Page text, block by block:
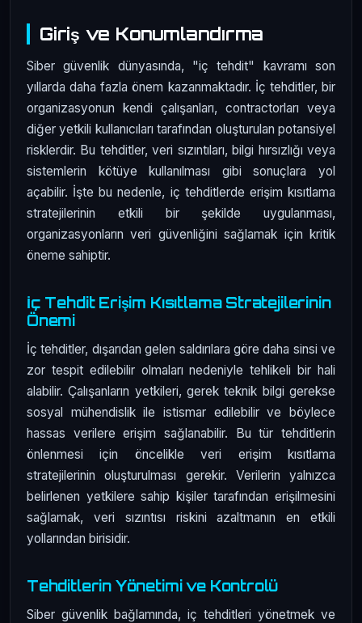
Giriş ve Konumlandırma
Siber güvenlik dünyasında, "iç tehdit" kavramı son
yıllarda daha fazla önem kazanmaktadır. İç tehditler, bir
organizasyonun kendi çalışanları, contractorları veya
diğer yetkili kullanıcıları tarafından oluşturulan potansiyel
risklerdir. Bu tehditler, veri sızıntıları, bilgi hırsızlığı veya
sistemlerin kötüye kullanılması gibi sonuçlara yol
açabilir. İşte bu nedenle, iç tehditlerde erişim kısıtlama
stratejilerinin etkili bir şekilde uygulanması,
organizasyonların veri güvenliğini sağlamak için kritik
öneme sahiptir.
İç Tehdit Erişim Kısıtlama Stratejilerinin
Önemi
İç tehditler, dışarıdan gelen saldırılara göre daha sinsi ve
zor tespit edilebilir olmaları nedeniyle tehlikeli bir hali
alabilir. Çalışanların yetkileri, gerek teknik bilgi gerekse
sosyal mühendislik ile istismar edilebilir ve böylece
hassas verilere erişim sağlanabilir. Bu tür tehditlerin
önlenmesi için öncelikle veri erişim kısıtlama
stratejilerinin oluşturulması gerekir. Verilerin yalnızca
belirlenen yetkilere sahip kişiler tarafından erişilmesini
sağlamak, veri sızıntısı riskini azaltmanın en etkili
yollarından birisidir.
Tehditlerin Yönetimi ve Kontrolü
Siber güvenlik bağlamında, iç tehditleri yönetmek ve